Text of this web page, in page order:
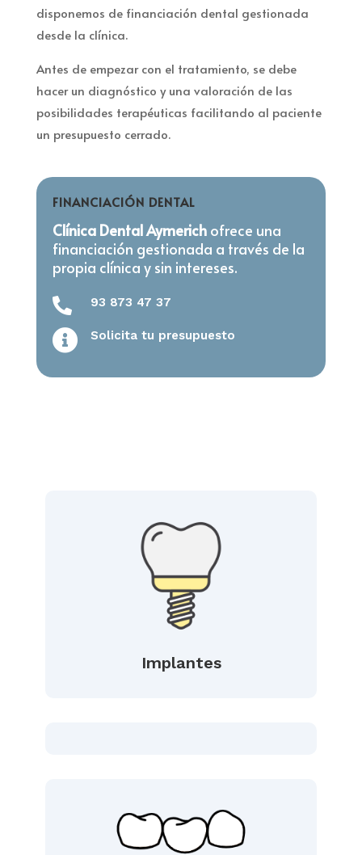
disponemos de financiación dental gestionada
desde la clínica.
Antes de empezar con el tratamiento, se debe
hacer un diagnóstico y una valoración de las
posibilidades terapéuticas facilitando al paciente
un presupuesto cerrado.
FINANCIACIÓN DENTAL
Clínica DentalAymerich ofrece una
financiación gestionada a través de la
propia clínica y sin intereses.
 93 873 47 37
 Solicita tu presupuesto
Implantes